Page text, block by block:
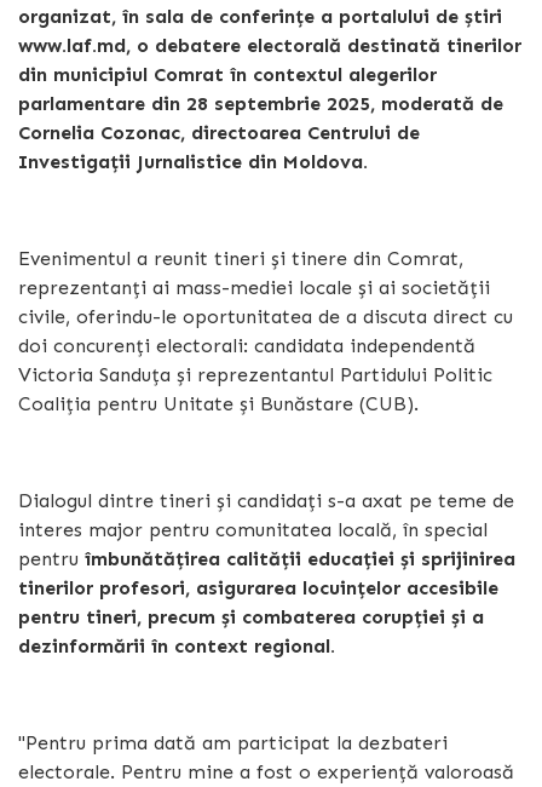
organizat, în sala de conferințe a portalului de știri
www.laf.md, o debatere electorală destinată tinerilor
din municipiul Comrat în contextul alegerilor
parlamentare din 28 septembrie 2025, moderată de
Cornelia Cozonac, directoarea Centrului de
Investigații Jurnalistice din Moldova.
Evenimentul a reunit tineri și tinere din Comrat,
reprezentanți ai mass-mediei locale și ai societății
civile, oferindu-le oportunitatea de a discuta direct cu
doi concurenți electorali: candidata independentă
Victoria Sanduța și reprezentantul Partidului Politic
Coaliția pentru Unitate și Bunăstare (CUB).
Dialogul dintre tineri și candidați s-a axat pe teme de
interes major pentru comunitatea locală, în special
pentru îmbunătățirea calității educației și sprijinirea
tinerilor profesori, asigurarea locuințelor accesibile
pentru tineri, precum și combaterea corupției și a
dezinformării în context regional.
"Pentru prima dată am participat la dezbateri
electorale. Pentru mine a fost o experiență valoroasă